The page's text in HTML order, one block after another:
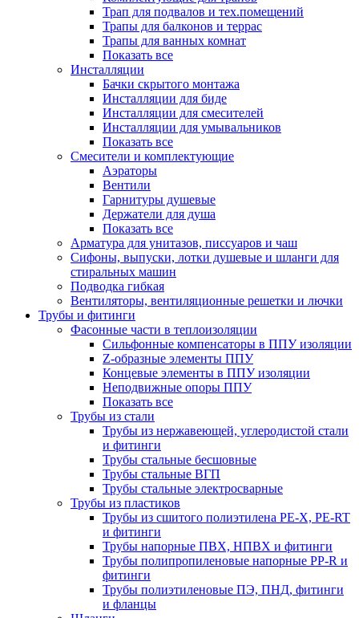
Трап для подвалов и тех.помещений
Трапы для балконов и террас
Трапы для ванных комнат
Показать все
Инсталляции
Бачки скрытого монтажа
Инсталляции для биде
Инсталляции для смесителей
Инсталляции для умывальников
Показать все
Смесители и комплектующие
Аэраторы
Вентили
Гарнитуры душевые
Держатели для душа
Показать все
Арматура для унитазов, писсуаров и чаш
Сифоны, выпуски, лотки душевые и шланги для
стиральных машин
Подводка гибкая
Вентиляторы, вентиляционные решетки и лючки
Трубы и фитинги
Фасонные части в теплоизоляции
Cильфонные компенсаторы в ППУ изоляции
Z-образные элементы ППУ
Концевые элементы в ППУ изоляции
Неподвижные опоры ППУ
Показать все
Трубы из стали
Трубы из нержавеющей, углеродистой стали
и фитинги
Трубы стальные бесшовные
Трубы стальные ВГП
Трубы стальные электросварные
Трубы из пластиков
Трубы из сшитого полиэтилена PE-X, PE-RT
и фитинги
Трубы напорные ПВХ, НПВХ и фитинги
Трубы полипропиленовые напорные PP-R и
фитинги
Трубы полиэтиленовые ПЭ, ПНД, фитинги
и фланцы